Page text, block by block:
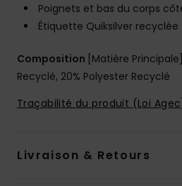
Poignets et bas du corps
Étiquette Quiksilver recyclée
Composition [Matière
Recyclé, 20% Polyester Recyclé
Traçabilité du produit (Loi
Livraison & Retours